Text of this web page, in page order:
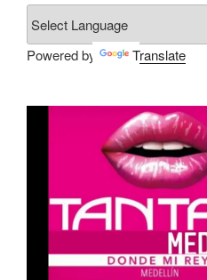
Powered by Translate